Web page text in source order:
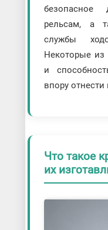
рельсам, а
службы
Некоторые из
и
впору отнести
Что такое
их